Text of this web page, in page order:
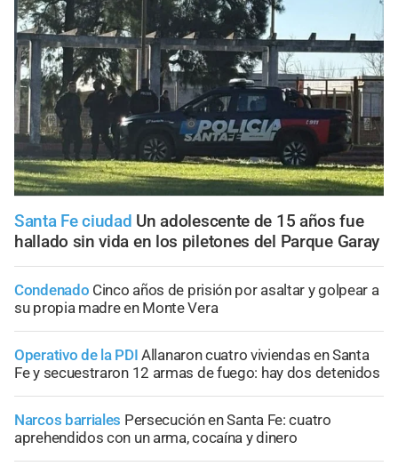
Santa Fe ciudad Un adolescente de 15 años fue
hallado sin vida en los piletones del Parque Garay
Condenado Cinco años de prisión por asaltar y golpear a
su propia madre en Monte Vera
Operativo de la PDI Allanaron cuatro viviendas en Santa
Fe y secuestraron 12 armas de fuego: hay dos detenidos
Narcos barriales Persecución en Santa Fe: cuatro
aprehendidos con un arma, cocaína y dinero